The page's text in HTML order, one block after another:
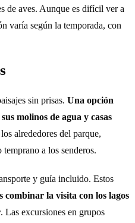
de aves. Aunque es difícil ver a
varía según la temporada, con
sin prisas. Una opción
molinos de agua y casas
alrededores del parque,
a los senderos.
y guía incluido. Estos
combinar la visita con los lagos
. Las excursiones en grupos